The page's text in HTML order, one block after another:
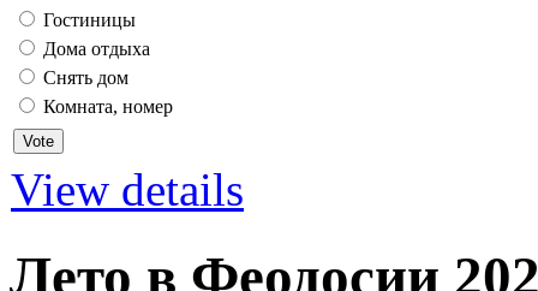
Гостиницы
Дома отдыха
Снять дом
Комната, номер
View details
Лето в Феодосии